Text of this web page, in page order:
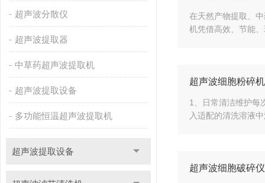
超声波分散仪
超声波提取器
中草药超声波提取机
超声波提取设备
多功能恒温超声波提取机
超声波提取设备
在天然产物提取、
机凭借高效、节能
超声波细胞粉碎
1、日常清洁维护每
入适配的清洗溶液
超声波细胞破碎